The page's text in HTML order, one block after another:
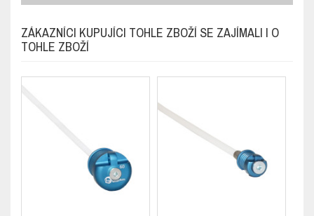
ZÁKAZNÍCI KUPUJÍCI TOHLE ZBOŽÍ SE ZAJÍMALI I O
TOHLE ZBOŽÍ